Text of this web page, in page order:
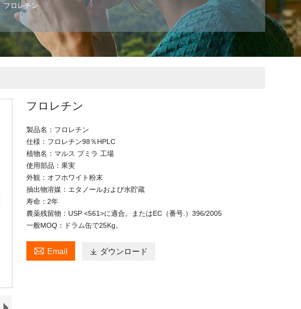
フロレチン
フロレチン
製品名：フロレチン
仕様：フロレチン98％HPLC
植物名：マルス プミラ 工場
使用部品：果実
外観：オフホワイト粉末
抽出物溶媒：エタノールおよび水貯蔵
寿命：2年
農薬残留物：USP <561>に適合。またはEC（番号.）396/2005
一般MOQ：ドラム缶で25Kg。
 Email  ダウンロード